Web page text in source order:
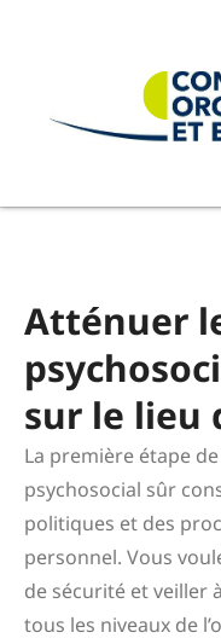
Atténuer
sur le lieu
La première étape
psychosocial sûr
politiques et des
personnel. Vous
de sécurité et veiller
tous les niveaux de